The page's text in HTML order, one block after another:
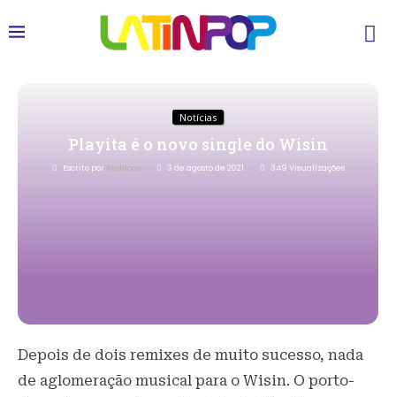
Notícias
Playita é o novo single do Wisin
Escrito por Redacao 3 de agosto de 2021 349 Visualizações
Depois de dois remixes de muito sucesso, nada
de aglomeração musical para o Wisin. O porto-